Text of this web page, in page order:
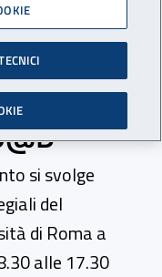
al
si svolge
del
di Roma a
alle 17.30